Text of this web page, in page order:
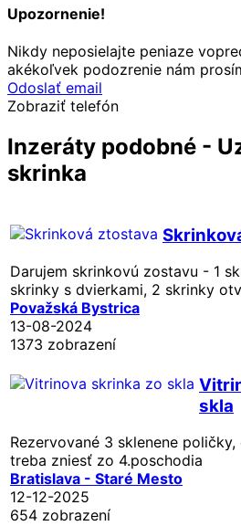
Upozornenie!
Nikdy neposielajte peniaze
akékoľvek podozrenie nám
Odoslať email
Zobraziť telefón
Inzeráty podobné -
skrinka
Darujem skrinkovú zostavu - 1
skrinky s dvierkami, 2 skrinky
Považská Bystrica
13-08-2024
1373 zobrazení
skla
Rezervované 3 sklenene
treba zniesť zo 4.poschodia
Bratislava - Staré Mesto
12-12-2025
654 zobrazení